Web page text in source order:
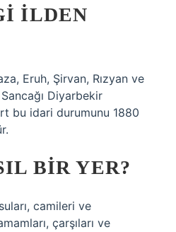
ILDEN
Eruh, Şirvan, Rızyan ve
Diyarbekir
bu idari durumunu 1880
BIR YER?
camileri ve
çarşıları ve